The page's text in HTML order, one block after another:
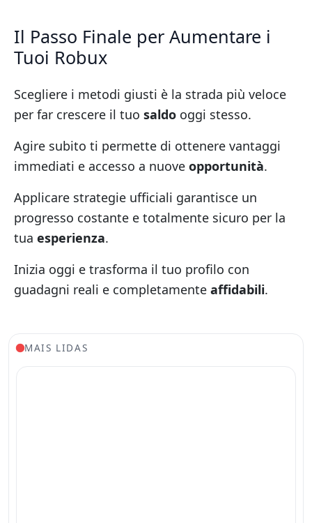
Il Passo Finale per Aumentare i
Tuoi Robux
Scegliere i metodi giusti è la strada più veloce
per far crescere il tuo saldo oggi stesso.
Agire subito ti permette di ottenere vantaggi
immediati e accesso a nuove opportunità.
Applicare strategie ufficiali garantisce un
progresso costante e totalmente sicuro per la
tua esperienza.
Inizia oggi e trasforma il tuo profilo con
guadagni reali e completamente affidabili.
MAIS LIDAS